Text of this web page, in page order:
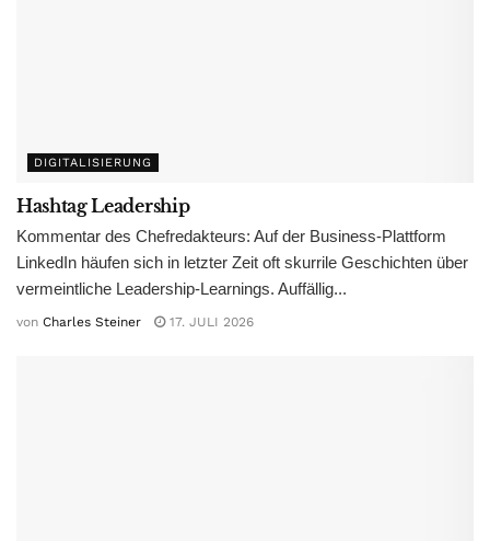
DIGITALISIERUNG
Hashtag Leadership
Kommentar des Chefredakteurs: Auf der Business-Plattform
LinkedIn häufen sich in letzter Zeit oft skurrile Geschichten über
vermeintliche Leadership-Learnings. Auffällig...
von Charles Steiner 17. JULI 2026